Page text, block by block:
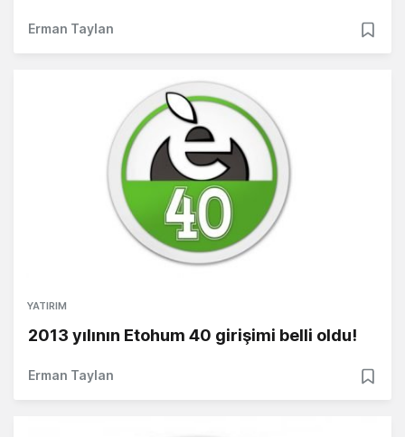
Erman Taylan
YATIRIM
2013 yılının Etohum 40 girişimi belli oldu!
Erman Taylan